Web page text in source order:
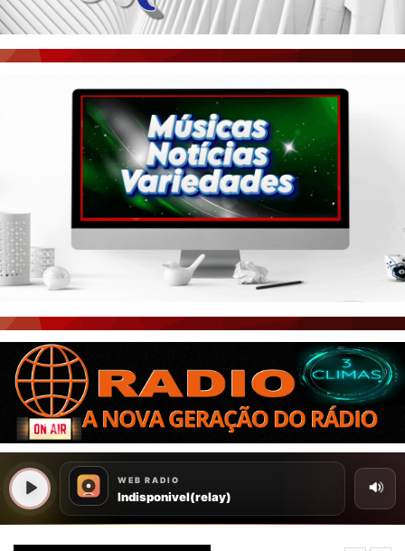
BLOGS & COLUNAS
AGÊNCIA DE NOTÍCIAS
CNN BRASIL
PORTAL CEARÁ
ÚLTIMAS POSTAGENS
BOAS NOTÍCIAS...VIRAM MANCHETE!
CEARÁ BRASIL NOTÍCIAS
CEARÁ BRASIL MUNDO 1
BRASIL DE FATO
NOTÍCIAS GERAIS
CONECTE-SE
REGISTO